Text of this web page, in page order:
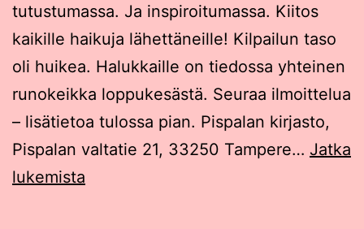
tutustumassa. Ja inspiroitumassa. Kiitos
kaikille haikuja lähettäneille! Kilpailun taso
oli huikea. Halukkaille on tiedossa yhteinen
runokeikka loppukesästä. Seuraa ilmoittelua
– lisätietoa tulossa pian. Pispalan kirjasto,
Pispalan valtatie 21, 33250 Tampere… Jatka
lukemista